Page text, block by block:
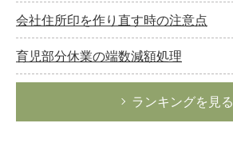
会社住所印を作り直す時の注意点
育児部分休業の端数減額処理
ランキングを見る